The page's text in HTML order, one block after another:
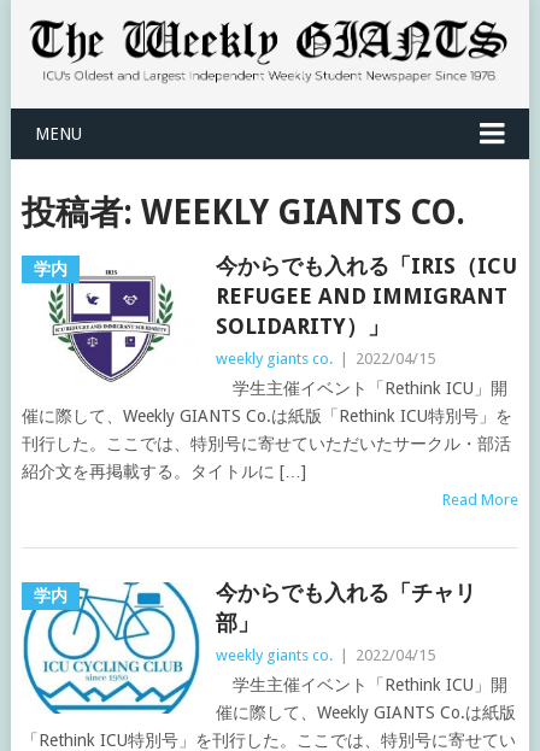
MENU
投稿者: WEEKLY GIANTS CO.
学内
今からでも入れる「IRIS（ICU
REFUGEE AND IMMIGRANT
SOLIDARITY）」
weekly giants co. 2022/04/15
学生主催イベント「Rethink ICU」開
催に際して、Weekly GIANTS Co.は紙版「Rethink ICU特別号」を
刊行した。ここでは、特別号に寄せていただいたサークル・部活
紹介文を再掲載する。タイトルに […]
Read More
学内
今からでも入れる「チャリ
部」
weekly giants co. 2022/04/15
学生主催イベント「Rethink ICU」開
催に際して、Weekly GIANTS Co.は紙版
「Rethink ICU特別号」を刊行した。ここでは、特別号に寄せてい